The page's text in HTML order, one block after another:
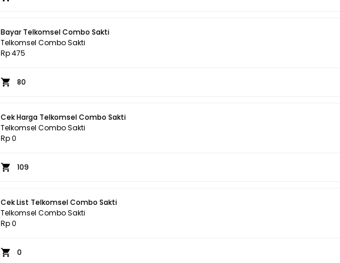
Bayar Telkomsel Combo Sakti
Telkomsel Combo Sakti
Rp 475
80
Cek Harga Telkomsel Combo Sakti
Telkomsel Combo Sakti
Rp 0
109
Cek List Telkomsel Combo Sakti
Telkomsel Combo Sakti
Rp 0
0